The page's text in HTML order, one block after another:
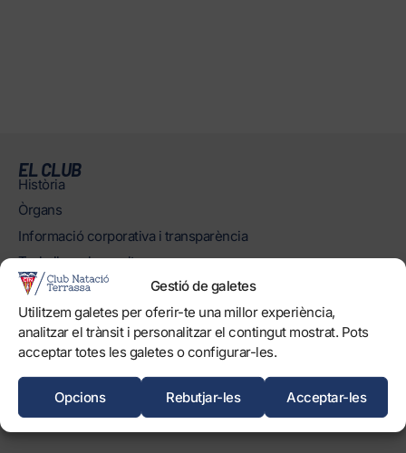
Gestió de galetes
Utilitzem galetes per oferir-te una millor experiència,
analitzar el trànsit i personalitzar el contingut mostrat. Pots
acceptar totes les galetes o configurar-les.
Acceptar-les
Rebutjar-les
Opcions
EL CLUB
Història
Òrgans
Informació corporativa i transparència
Treballa amb nosaltres
Protecció dels Infants
Objectius de Desenvolupament Sostenible
INSTAL·LACIONS
Horaris
Piscines